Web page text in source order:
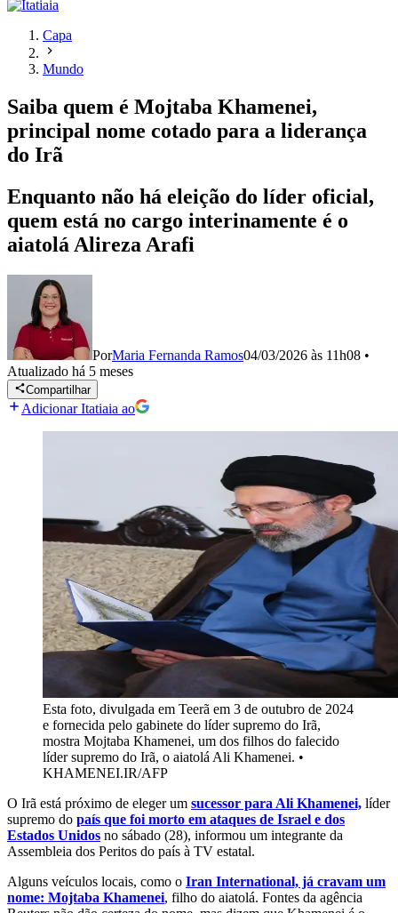
Capa
Mundo
Saiba quem é Mojtaba Khamenei,
principal nome cotado para a liderança
do Irã
Enquanto não há eleição do líder oficial,
quem está no cargo interinamente é o
aiatolá Alireza Arafi
PorMaria Fernanda Ramos04/03/2026 às 11h08 •
Atualizado há 5 meses
Compartilhar
Adicionar Itatiaia ao
Esta foto, divulgada em Teerã em 3 de outubro de 2024
e fornecida pelo gabinete do líder supremo do Irã,
mostra Mojtaba Khamenei, um dos filhos do falecido
líder supremo do Irã, o aiatolá Ali Khamenei. •
KHAMENEI.IR/AFP
O Irã está próximo de eleger um sucessor para Ali Khamenei, líder
supremo do país que foi morto em ataques de Israel e dos
Estados Unidos no sábado (28), informou um integrante da
Assembleia dos Peritos do país à TV estatal.
Alguns veículos locais, como o Iran International, já cravam um
nome: Mojtaba Khamenei, filho do aiatolá. Fontes da agência